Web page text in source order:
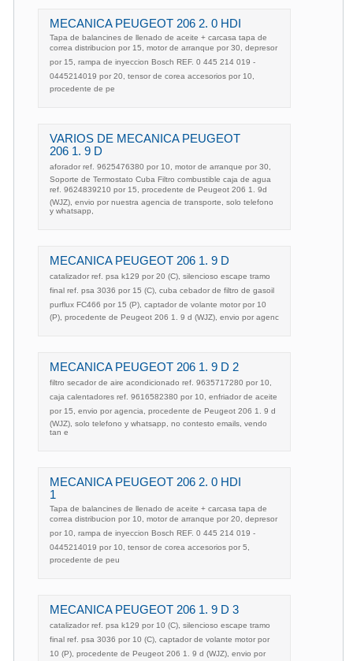
MECANICA PEUGEOT 206 2. 0 HDI
Tapa de balancines de llenado de aceite + carcasa tapa de
correa distribucion por 15, motor de arranque por 30, depresor
por 15, rampa de inyeccion Bosch REF. 0 445 214 019 -
0445214019 por 20, tensor de corea accesorios por 10,
procedente de pe
VARIOS DE MECANICA PEUGEOT
206 1. 9 D
aforador ref. 9625476380 por 10, motor de arranque por 30,
Soporte de Termostato Cuba Filtro combustible caja de agua
ref. 9624839210 por 15, procedente de Peugeot 206 1. 9d
(WJZ), envio por nuestra agencia de transporte, solo telefono
y whatsapp,
MECANICA PEUGEOT 206 1. 9 D
catalizador ref. psa k129 por 20 (C), silencioso escape tramo
final ref. psa 3036 por 15 (C), cuba cebador de filtro de gasoil
purflux FC466 por 15 (P), captador de volante motor por 10
(P), procedente de Peugeot 206 1. 9 d (WJZ), envio por agenc
MECANICA PEUGEOT 206 1. 9 D 2
filtro secador de aire acondicionado ref. 9635717280 por 10,
caja calentadores ref. 9616582380 por 10, enfriador de aceite
por 15, envio por agencia, procedente de Peugeot 206 1. 9 d
(WJZ), solo telefono y whatsapp, no contesto emails, vendo
tan e
MECANICA PEUGEOT 206 2. 0 HDI
1
Tapa de balancines de llenado de aceite + carcasa tapa de
correa distribucion por 10, motor de arranque por 20, depresor
por 10, rampa de inyeccion Bosch REF. 0 445 214 019 -
0445214019 por 10, tensor de corea accesorios por 5,
procedente de peu
MECANICA PEUGEOT 206 1. 9 D 3
catalizador ref. psa k129 por 10 (C), silencioso escape tramo
final ref. psa 3036 por 10 (C), captador de volante motor por
10 (P), procedente de Peugeot 206 1. 9 d (WJZ), envio por